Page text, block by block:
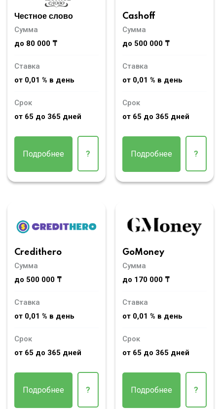
Честное слово
Сумма
до 80 000 ₸
Ставка
от 0,01 % в день
Срок
от 65 до 365 дней
Подробнее ?
Cashoff
Сумма
до 500 000 ₸
Ставка
от 0,01 % в день
Срок
от 65 до 365 дней
Подробнее ?
Credithero
Сумма
до 500 000 ₸
Ставка
от 0,01 % в день
Срок
от 65 до 365 дней
Подробнее ?
GoMoney
Сумма
до 170 000 ₸
Ставка
от 0,01 % в день
Срок
от 65 до 365 дней
Подробнее ?